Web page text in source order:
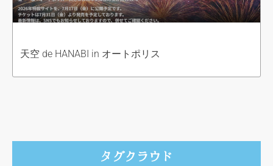
天空 de HANABI in オートポリス
タグクラウド